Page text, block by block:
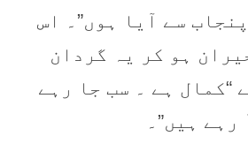
سے آیا ہوں”۔ اس
ہو کر یہ گردان
“کمال ہے ۔ سب جا رہے
رہے ہیں”۔